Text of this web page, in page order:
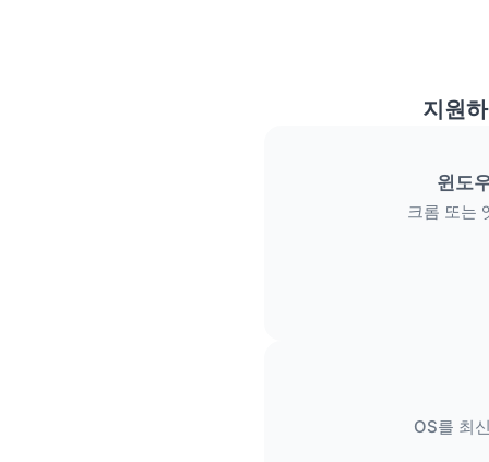
지원
윈도
크롬 또는
OS를 최